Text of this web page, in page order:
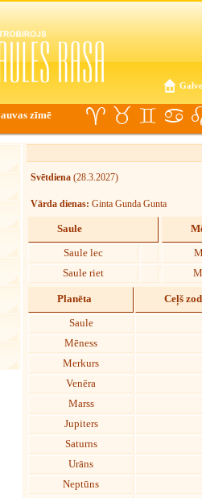
zīmē
Svētdiena (28.3.2027)
Vārda dienas: Ginta Gunda Gunta
Saule
Saule lec
Saule riet
Planēta Ceļš
Saule
Mēness
Merkurs
Venēra
Marss
Jupiters
Saturns
Urāns
Neptūns